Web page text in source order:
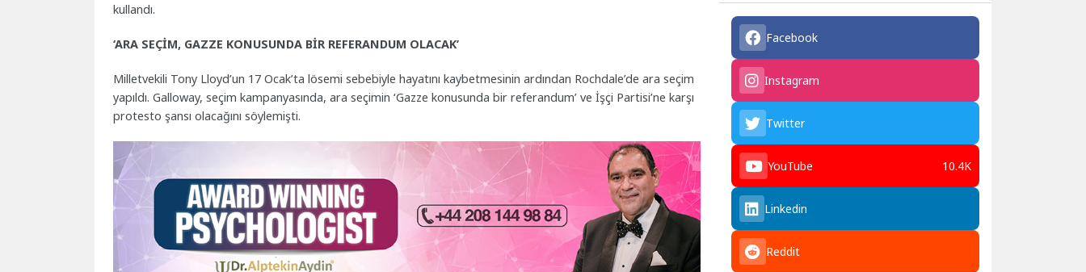
kullandı.
‘ARA SEÇİM, GAZZE KONUSUNDA BİR REFERANDUM OLACAK’
Milletvekili Tony Lloyd’un 17 Ocak’ta lösemi sebebiyle hayatını kaybetmesinin ardından Rochdale’de ara seçim
yapıldı. Galloway, seçim kampanyasında, ara seçimin ‘Gazze konusunda bir referandum’ ve İşçi Partisi’ne karşı
protesto şansı olacağını söylemişti.
Facebook
Instagram
Twitter
YouTube 10.4K
Linkedin
Reddit